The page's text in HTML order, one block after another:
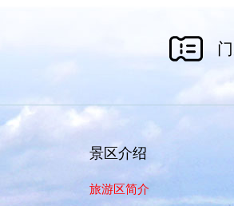
景区介绍
旅游区简介